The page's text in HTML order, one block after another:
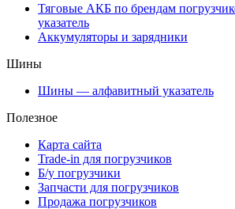
Тяговые АКБ по брендам
указатель
Аккумуляторы и зарядники
Шины
Шины — алфавитный указатель
Полезное
Карта сайта
Trade-in для погрузчиков
Б/у погрузчики
Запчасти для погрузчиков
Продажа погрузчиков